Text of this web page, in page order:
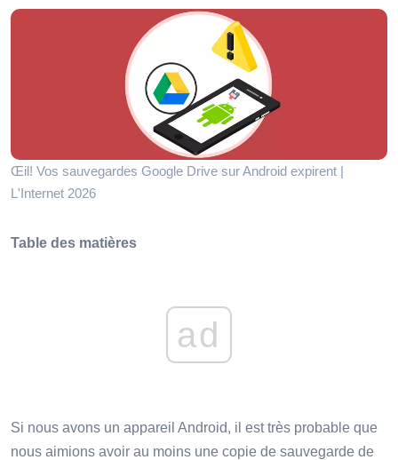
Œil! Vos sauvegardes Google Drive sur Android expirent |
L'Internet 2026
Table des matières
ad
Si nous avons un appareil Android, il est très probable que
nous aimions avoir au moins une copie de sauvegarde de